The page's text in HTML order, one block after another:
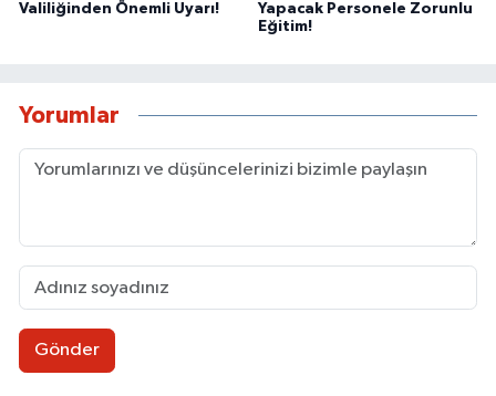
Valiliğinden Önemli Uyarı!
Yapacak Personele Zorunlu
Eğitim!
Yorumlar
Gönder